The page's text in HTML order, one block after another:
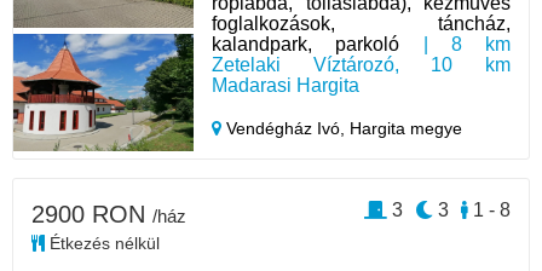
foglalkozások, táncház,
kalandpark, parkoló | 8 km
Zetelaki Víztározó, 10 km
Madarasi Hargita
Vendégház Ivó, Hargita megye
2900 RON /ház
Étkezés nélkül
1 - 8
3
3